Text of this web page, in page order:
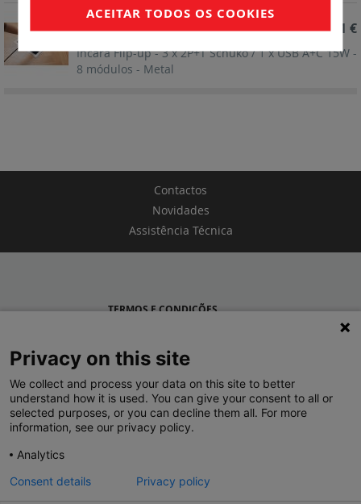
REF. 654854
Incara Flip-up - 3 x 2P+T Schuko / 1 x USB A+C 15W -
8 módulos - Metal
449,31 €
Contactos
Novidades
Assistência Técnica
ACEITAR TODOS OS COOKIES
TERMOS E CONDIÇÕES
LEGRAND PORTUGAL
GRUPO LEGRAND NO MUNDO
Privacy on this site
We collect and process your data on this site to better
understand how it is used. You can give your consent to all or
selected purposes, or you can decline them all. For more
information, see our privacy policy.
Analytics
Consent details
Privacy policy